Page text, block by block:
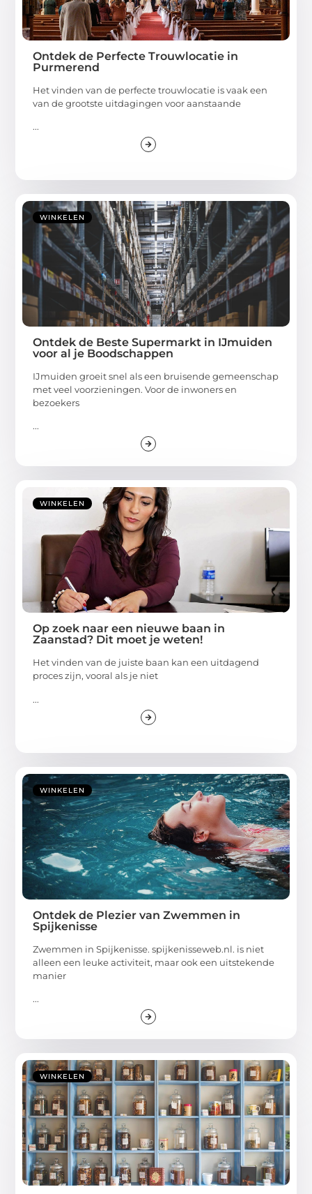
Ontdek de Perfecte Trouwlocatie in
Purmerend
Het vinden van de perfecte trouwlocatie is vaak een
van de grootste uitdagingen voor aanstaande
...
WINKELEN
Ontdek de Beste Supermarkt in IJmuiden
voor al je Boodschappen
IJmuiden groeit snel als een bruisende gemeenschap
met veel voorzieningen. Voor de inwoners en
bezoekers
...
WINKELEN
Op zoek naar een nieuwe baan in
Zaanstad? Dit moet je weten!
Het vinden van de juiste baan kan een uitdagend
proces zijn, vooral als je niet
...
WINKELEN
Ontdek de Plezier van Zwemmen in
Spijkenisse
Zwemmen in Spijkenisse. spijkenisseweb.nl. is niet
alleen een leuke activiteit, maar ook een uitstekende
manier
...
WINKELEN